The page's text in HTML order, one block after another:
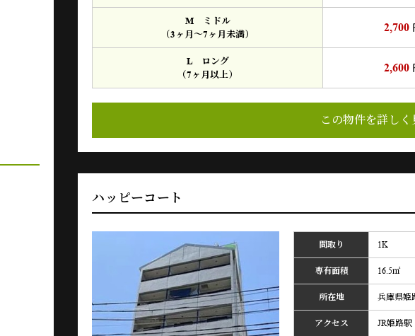
M ミドル
（3ヶ月～7ヶ月未満）
2,700
L ロング
（7ヶ月以上）
2,600
この物件を詳しく
ハッピーコート
間取り 1K
専有面積 16.5㎡
所在地 兵庫県姫
アクセス JR姫路駅